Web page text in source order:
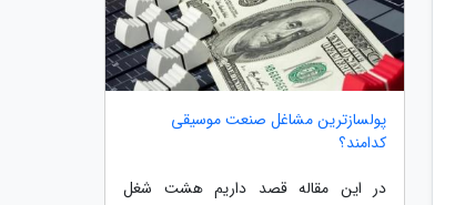
پولسازترین مشاغل صنعت موسیقی
کدامند؟
در این مقاله قصد داریم هشت شغل